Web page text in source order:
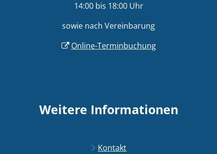
14:00 bis 18:00 Uhr
sowie nach Vereinbarung
Online-Terminbuchung
Weitere Informationen
Kontakt